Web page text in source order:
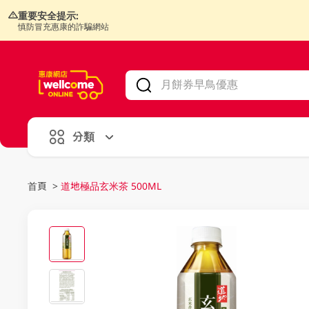
重要安全提示:
慎防冒充惠康的詐騙網站
分類
首頁 > 道地極品玄米茶 500ML